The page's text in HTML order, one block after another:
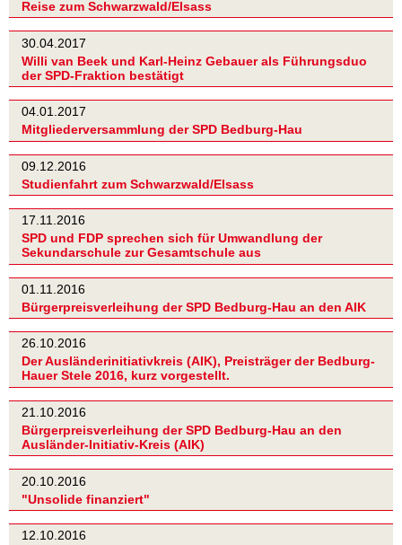
Reise zum Schwarzwald/Elsass
30.04.2017
Willi van Beek und Karl-Heinz Gebauer als Führungsduo
der SPD-Fraktion bestätigt
04.01.2017
Mitgliederversammlung der SPD Bedburg-Hau
09.12.2016
Studienfahrt zum Schwarzwald/Elsass
17.11.2016
SPD und FDP sprechen sich für Umwandlung der
Sekundarschule zur Gesamtschule aus
01.11.2016
Bürgerpreisverleihung der SPD Bedburg-Hau an den AIK
26.10.2016
Der Ausländerinitiativkreis (AIK), Preisträger der Bedburg-
Hauer Stele 2016, kurz vorgestellt.
21.10.2016
Bürgerpreisverleihung der SPD Bedburg-Hau an den
Ausländer-Initiativ-Kreis (AIK)
20.10.2016
"Unsolide finanziert"
12.10.2016